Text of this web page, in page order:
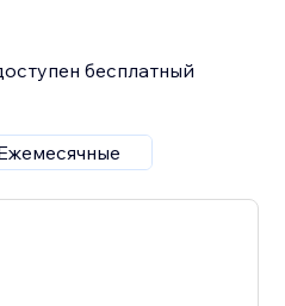
бесплатный